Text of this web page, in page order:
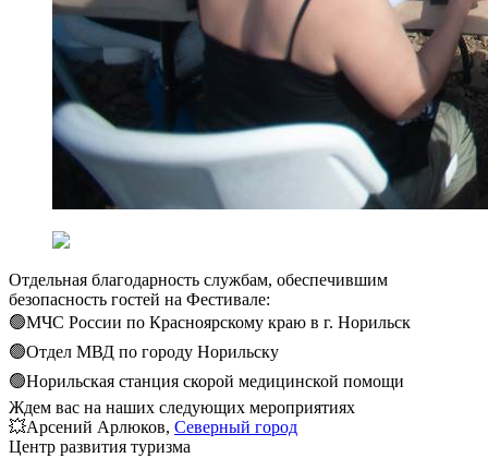
Отдельная благодарность службам, обеспечившим
безопасность гостей на Фестивале:
🟢МЧС России по Красноярскому краю в г. Норильск
🟢Отдел МВД по городу Норильску
🟢Норильская станция скорой медицинской помощи
Ждем вас на наших следующих мероприятиях
💥Арсений Арлюков, Северный город
Центр развития туризма